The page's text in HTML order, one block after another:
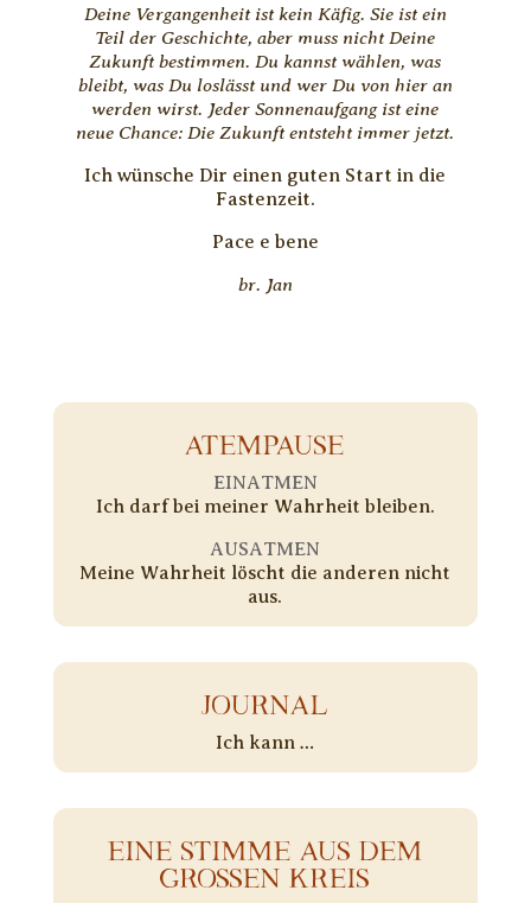
Deine Vergangenheit ist kein Käfig. Sie ist ein
Teil der Geschichte, aber muss nicht Deine
Zukunft bestimmen. Du kannst wählen, was
bleibt, was Du loslässt und wer Du von hier an
werden wirst. Jeder Sonnenaufgang ist eine
neue Chance: Die Zukunft entsteht immer jetzt.
Ich wünsche Dir einen guten Start in die
Fastenzeit.
Pace e bene
br. Jan
ATEMPAUSE
EINATMEN
Ich darf bei meiner Wahrheit bleiben.
AUSATMEN
Meine Wahrheit löscht die anderen nicht
aus.
JOURNAL
Ich kann …
EINE STIMME AUS DEM
GROSSEN KREIS